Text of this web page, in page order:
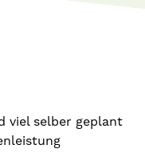
viel selber geplant